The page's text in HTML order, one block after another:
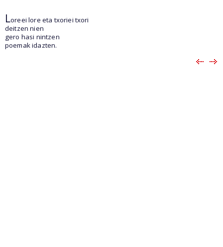
Loreei lore eta txoriei txori
deitzen nien
gero hasi nintzen
poemak idazten.